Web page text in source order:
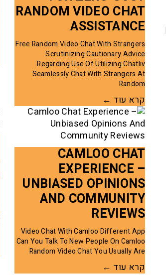
RANDOM VIDEO CHAT
ASSISTANCE
Free Random Video Chat With Strangers
Scrutinizing Cautionary Advice
Regarding Use Of Utilizing Chatliv
Seamlessly Chat With Strangers At
Random
קרא עוד ←
CAMLOO CHAT
EXPERIENCE –
UNBIASED OPINIONS
AND COMMUNITY
REVIEWS
Video Chat With Camloo Different App
Can You Talk To New People On Camloo
Random Video Chat You Usually Are
קרא עוד ←